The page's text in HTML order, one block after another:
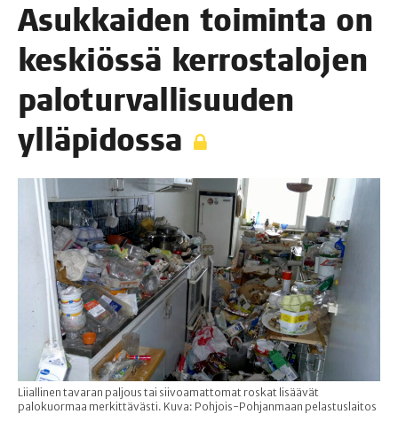
Asuk­kai­den toi­min­ta on
kes­kiös­sä ker­ros­ta­lo­jen
palo­tur­val­li­suu­den
ylläpidossa
Liiallinen tavaran paljous tai siivoamattomat roskat lisäävät
palokuormaa merkittävästi. Kuva: Pohjois-Pohjanmaan pelastuslaitos